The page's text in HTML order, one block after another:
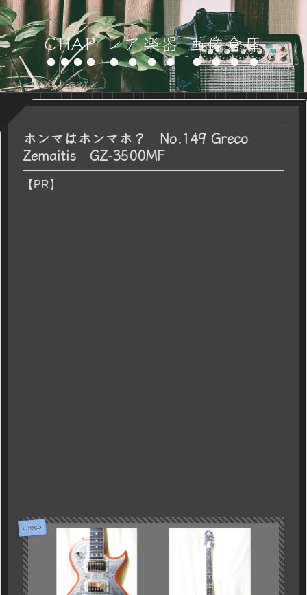
CHAP レア楽器 画像倉庫
ホンマはホンマホ？ No.149 Greco
Zemaitis GZ-3500MF
【PR】
Greco